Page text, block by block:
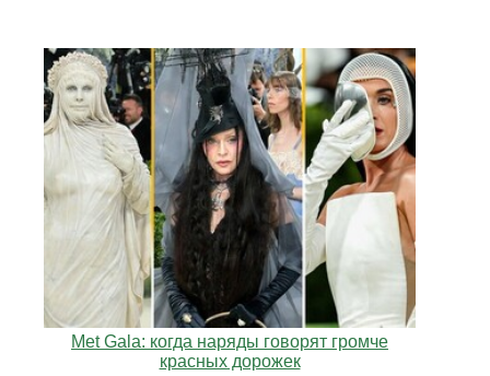
Met Gala: когда наряды говорят громче
красных дорожек